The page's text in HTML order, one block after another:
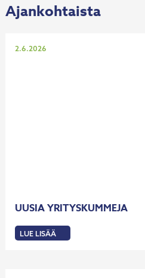
2018
KUMMIYRITYS
Ajankohtaista
UUSIA YRITYSKUMMEJA
Julkaistu
2.6.2026
LUE LISÄÄ
:
UUSIA